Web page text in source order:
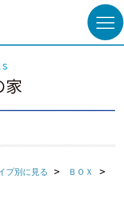
家
プ別に見る
ＢＯＸ